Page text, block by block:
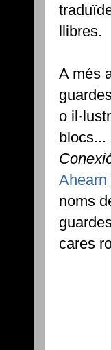
llibres.
A més
o
Ahearn
noms
cares